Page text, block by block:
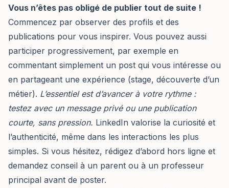
Vous n’êtes pas obligé de publier tout de suite !
Commencez par observer des profils et des
publications pour vous inspirer. Vous pouvez aussi
participer progressivement, par exemple en
commentant simplement un post qui vous intéresse ou
en partageant une expérience (stage, découverte d’un
métier). L’essentiel est d’avancer à votre rythme :
testez avec un message privé ou une publication
courte, sans pression. LinkedIn valorise la curiosité et
l’authenticité, même dans les interactions les plus
simples. Si vous hésitez, rédigez d’abord hors ligne et
demandez conseil à un parent ou à un professeur
principal avant de poster.